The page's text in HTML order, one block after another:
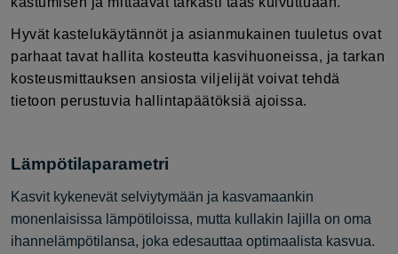
Hyvät kastelukäytännöt ja asianmukainen tuuletus ovat
parhaat tavat hallita kosteutta kasvihuoneissa, ja tarkan
kosteusmittauksen ansiosta viljelijät voivat tehdä
tietoon perustuvia hallintapäätöksiä ajoissa.
Lämpötilaparametri
Kasvit kykenevät selviytymään ja kasvamaankin
monenlaisissa lämpötiloissa, mutta kullakin lajilla on oma
ihannelämpötilansa, joka edesauttaa optimaalista kasvua.